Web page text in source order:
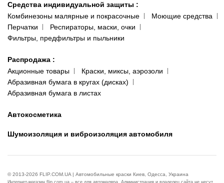
Средства индивидуальной защиты :
Комбинезоны малярные и покрасочные
Моющие средства
Перчатки
Респираторы, маски, очки
Фильтры, предфильтры и пыльники
Распродажа :
Акционные товары
Краски, миксы, аэрозоли
Абразивная бумага в кругах (дисках)
Абразивная бумага в листах
Автокосметика
Шумоизоляция и виброизоляция автомобиля
© 2013-2026 FLIP.COM.UA | Автомобильные краски Киев, Одесса, Украина
Интернет-магазин flip.com.ua – все для автомаляра. Администрация и владелец сайта не несут